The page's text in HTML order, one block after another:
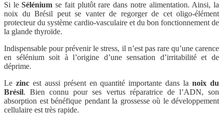
Si leSélénium se fait plutôt rare dans notre alimentation. Ainsi, la
noix du Brésil peut se vanter de regorger de cet oligo-élément
protecteur du système cardio-vasculaire et du bon fonctionnement de
la glande thyroïde.
Indispensable pour prévenir le stress, il n’est pas rare qu’une carence
en sélénium soit à l’origine d’une sensation d’irritabilité et de
déprime.
Le zincest aussi présent en quantité importante dans lanoix du
Brésil. Bien connu pour ses vertus réparatrice de l’ADN, son
absorption est bénéfique pendant la grossesse où le développement
cellulaire est très rapide.